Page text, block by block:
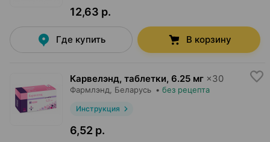
12,63 р.
Где купить В корзину
Карвелэнд, таблетки, 6.25 мг ×30
Фармлэнд , Беларусь • без рецепта
Инструкция
6,52 р.